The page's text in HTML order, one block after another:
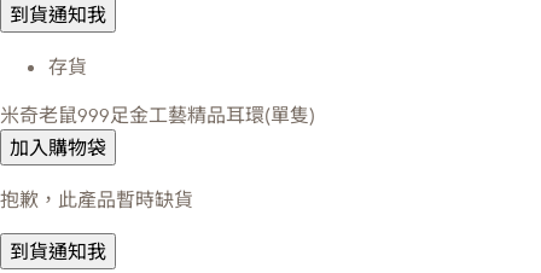
到貨通知我
存貨
米奇老鼠999足金工藝精品耳環(單隻)
加入購物袋
抱歉，此產品暫時缺貨
到貨通知我